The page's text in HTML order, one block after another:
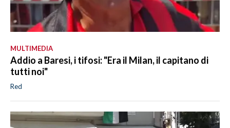
MULTIMEDIA
Addio a Baresi, i tifosi: "Era il Milan, il capitano di
tutti noi"
Red